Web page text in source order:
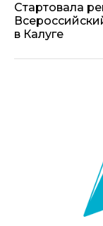
Стартовала
в Калуге